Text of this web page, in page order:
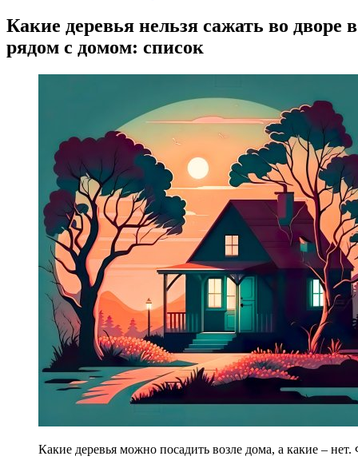
Какие деревья нельзя сажать во дворе
рядом с домом: список
Какие деревья можно посадить возле дома, а какие –